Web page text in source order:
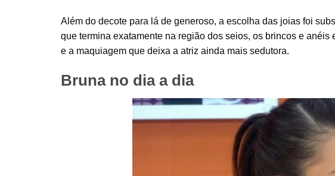
Além do decote para lá de generoso, a escolha das joias foi
que termina exatamente na região dos seios, os brincos e
e a maquiagem que deixa a atriz ainda mais sedutora.
Bruna no dia a dia